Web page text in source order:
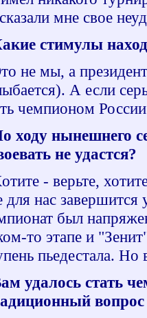
мне свое
стимулы
не мы, а
А если
чемпионом
ходу нынешнего
не удастся?
- верьте,
для нас
был
то этапе и
пьедестала.
удалось стать
вопрос